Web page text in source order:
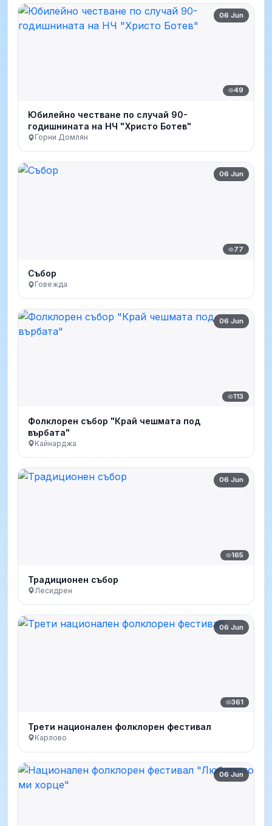
06 Jun
49
Юбилейно честване по случай 90-
годишнината на НЧ "Христо Ботев"
Горни Домлян
06 Jun
77
Събор
Говежда
06 Jun
113
Фолклорен събор "Край чешмата под
върбата"
Кайнарджа
06 Jun
165
Традиционен събор
Лесидрен
06 Jun
361
Трети национален фолклорен фестивал
Карлово
06 Jun